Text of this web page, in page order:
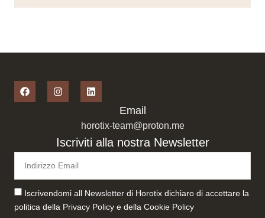
Iscriviti alla nostra Newsletter
Iscrivendomi all Newsletter di Horotix dichiaro di accettare la
politica della Privacy Policy e della Cookie Policy
Email
horotix-team@proton.me